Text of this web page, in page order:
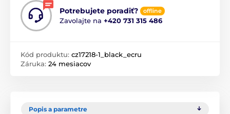
Potrebujete poradiť? offline
Zavolajte na +420 731 315 486
Kód produktu: cz17218-1_black_ecru
Záruka: 24 mesiacov
Popis a parametre